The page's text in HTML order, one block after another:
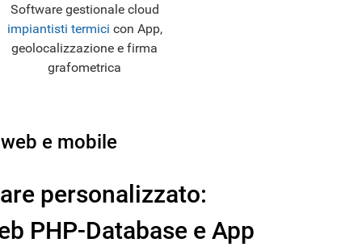
Software gestionale cloud
impiantisti termici con App,
geolocalizzazione e firma
grafometrica
e mobile
personalizzato:
PHP-Database e App